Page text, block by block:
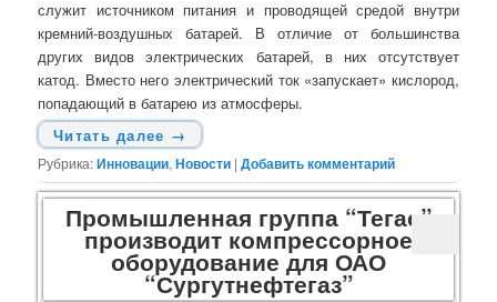
служит источником питания и проводящей средой внутри
кремний-воздушных батарей. В отличие от большинства
других видов электрических батарей, в них отсутствует
катод. Вместо него электрический ток «запускает» кислород,
попадающий в батарею из атмосферы.
Читать далее →
Рубрика:Инновации,Новости |Добавить комментарий
Промышленная группа “Тегас”
производит компрессорное
оборудование для ОАО
“Сургутнефтегаз”